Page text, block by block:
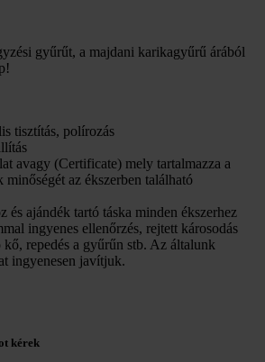
gyűrűt, a majdani karikagyűrű árából
tisztítás, polírozás
avagy (Certificate) mely tartalmazza a
minőségét az ékszerben található
és ajándék tartó táska minden ékszerhez
ingyenes ellenőrzés, rejtett károsodás
repedés a gyűrűn stb. Az általunk
ingyenesen javítjuk.
kérek